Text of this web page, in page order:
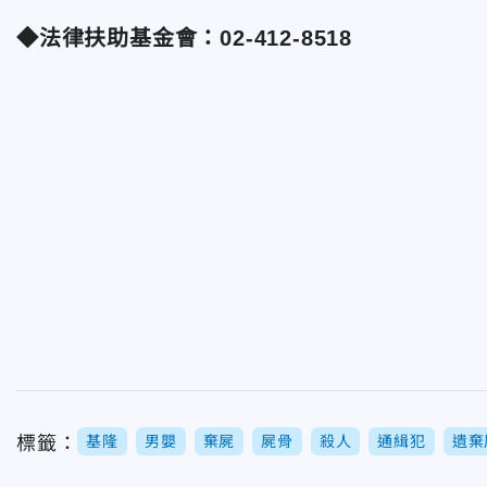
◆法律扶助基金會：02-412-8518
標籤： 基隆 男嬰 棄屍 屍骨 殺人 通緝犯 遺